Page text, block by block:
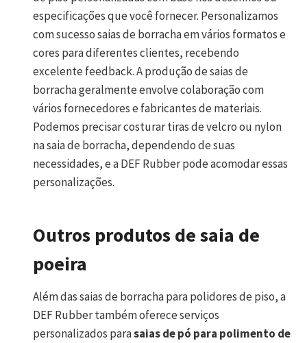
especificações que você fornecer. Personalizamos
com sucesso saias de borracha em vários formatos e
cores para diferentes clientes, recebendo
excelente feedback. A produção de saias de
borracha geralmente envolve colaboração com
vários fornecedores e fabricantes de materiais.
Podemos precisar costurar tiras de velcro ou nylon
na saia de borracha, dependendo de suas
necessidades, e a DEF Rubber pode acomodar essas
personalizações.
Outros produtos de saia de
poeira
Além das saias de borracha para polidores de piso, a
DEF Rubber também oferece serviços
personalizados parasaias de pó para polimento de